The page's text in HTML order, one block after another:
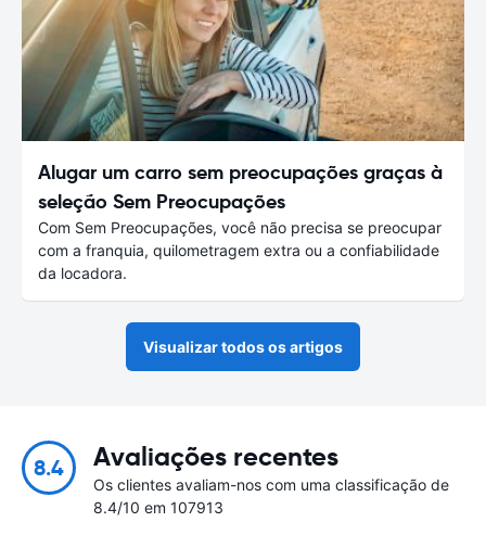
Alugar um carro sem preocupações graças à
seleção Sem Preocupações
Com Sem Preocupações, você não precisa se preocupar
com a franquia, quilometragem extra ou a confiabilidade
da locadora.
Visualizar todos os artigos
8.4 Avaliações recentes
Os clientes avaliam-nos com uma classificação de
8.4/10 em 107913